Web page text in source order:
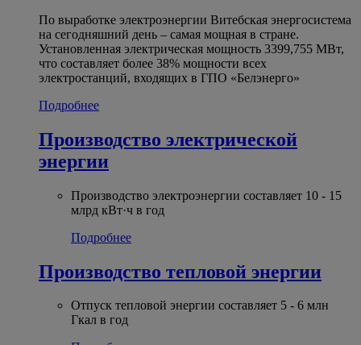
По выработке электроэнергии Витебская энергосистема
на сегодняшний день – самая мощная в стране.
Установленная электрическая мощность 3399,755 МВт,
что составляет более 38% мощности всех
электростанций, входящих в ГПО «Белэнерго»
Подробнее
Производство электрической
энергии
Производство электроэнергии составляет 10 - 15
млрд кВт·ч в год
Подробнее
Производство тепловой энергии
Отпуск тепловой энергии составляет 5 - 6 млн
Гкал в год